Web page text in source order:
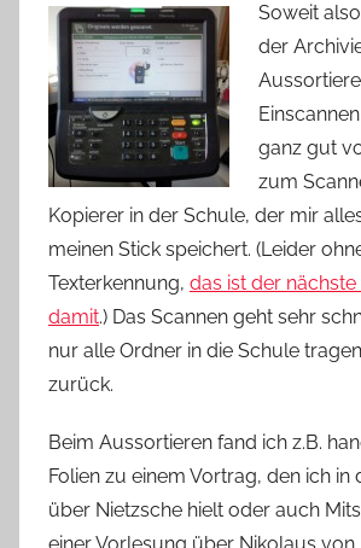
Soweit
der
ganz gut
zum
Kopierer in der Schule, der mir
meinen Stick speichert. (Leider
Texterkennung, das ist der nächste
damit.) Das Scannen geht sehr
nur alle Ordner in die Schule
zurück.
Beim Aussortieren fand ich z.B.
Folien zu einem Vortrag, den ich in
über Nietzsche hielt oder auch